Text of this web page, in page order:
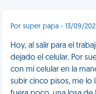
Por super papa - 13/09/
Hoy, al salir para el
dejado el celular. Por
con mi celular en la
subir cinco pisos, me lo